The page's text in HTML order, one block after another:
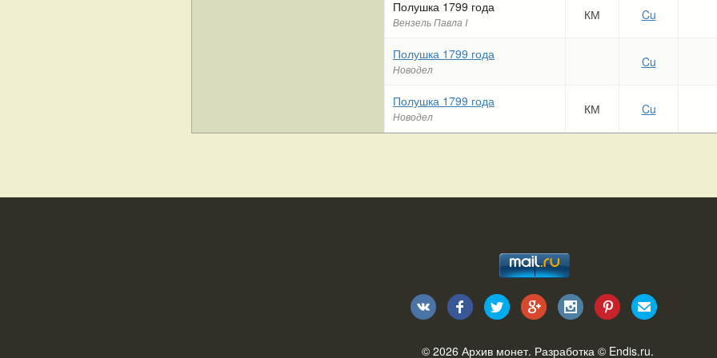
Полушка 1799 года
Вензель Павла I КМ Cu
Полушка 1799 года
Новодел Cu
Полушка 1799 года
Новодел КМ Cu
© 2026 Архив монет. Разработка © Endis.ru.